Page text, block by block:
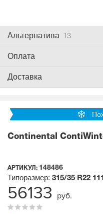
Альтернатива 13
Оплата
Доставка
Continental
АРТИКУЛ: 148486
Типоразмер: 315/35 R22
56133 руб.